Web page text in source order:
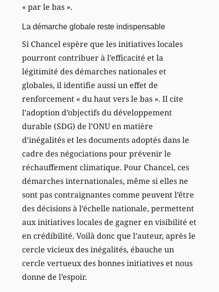
« par le bas ».
La démarche globale reste indispensable
Si Chancel espère que les initiatives locales
pourront contribuer à l’efficacité et la
légitimité des démarches nationales et
globales, il identifie aussi un effet de
renforcement « du haut vers le bas ». Il cite
l’adoption d’objectifs du développement
durable (SDG) de l’ONU en matière
d’inégalités et les documents adoptés dans le
cadre des négociations pour prévenir le
réchauffement climatique. Pour Chancel, ces
démarches internationales, même si elles ne
sont pas contraignantes comme peuvent l’être
des décisions à l’échelle nationale, permettent
aux initiatives locales de gagner en visibilité et
en crédibilité. Voilà donc que l’auteur, après le
cercle vicieux des inégalités, ébauche un
cercle vertueux des bonnes initiatives et nous
donne de l’espoir.